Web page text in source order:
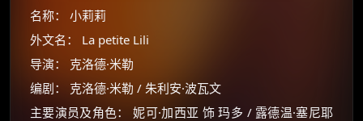
名称： 小莉莉
外文名： La petite Lili
导演： 克洛德·米勒
编剧： 克洛德·米勒 / 朱利安·波瓦文
主要演员及角色： 妮可·加西亚 饰 玛多 / 露德温·塞尼耶